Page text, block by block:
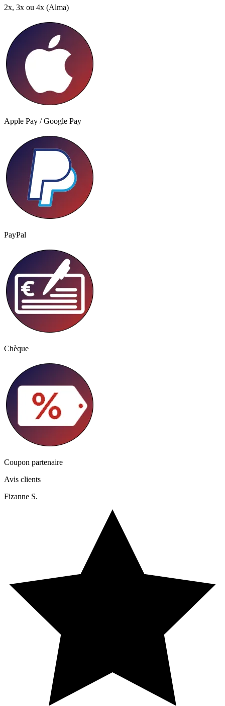
2x, 3x ou 4x (Alma)
Apple Pay / Google Pay
PayPal
Chèque
Coupon partenaire
Avis clients
Fizanne S.